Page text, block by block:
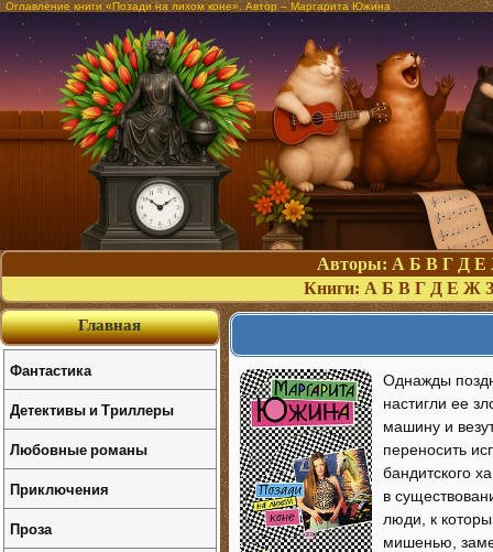
Оглавление книги «Позади на лихом коне». Автор – Маргарита Южина
Авторы: А Б В Г Д Е
Книги: А Б В Г Д Е Ж З
Однажды
настигли ее
машину и
переносить
бандитского
в
люди, к
мишенью,
Главная
Фантастика
Детективы и Триллеры
Любовные романы
Приключения
Проза